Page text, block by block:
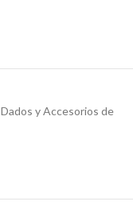
Dados y Accesorios de